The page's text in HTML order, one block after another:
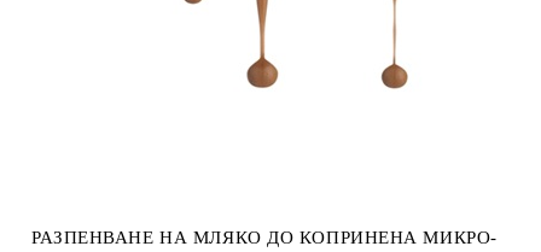
РАЗПЕНВАНЕ НА МЛЯКО ДО КОПРИНЕНА МИКРО-